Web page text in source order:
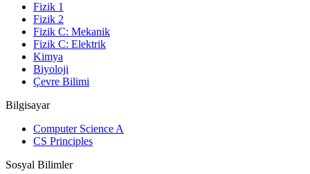
Fizik 1
Fizik 2
Fizik C: Mekanik
Fizik C: Elektrik
Kimya
Biyoloji
Çevre Bilimi
Bilgisayar
Computer Science A
CS Principles
Sosyal Bilimler